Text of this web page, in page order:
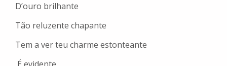
D’ouro brilhante
Tão reluzente chapante
Tem a ver teu charme estonteante